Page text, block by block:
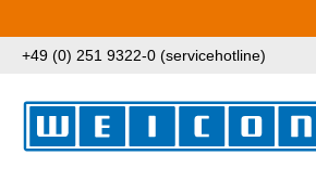
+49 (0) 251 9322-0 (servicehotline)